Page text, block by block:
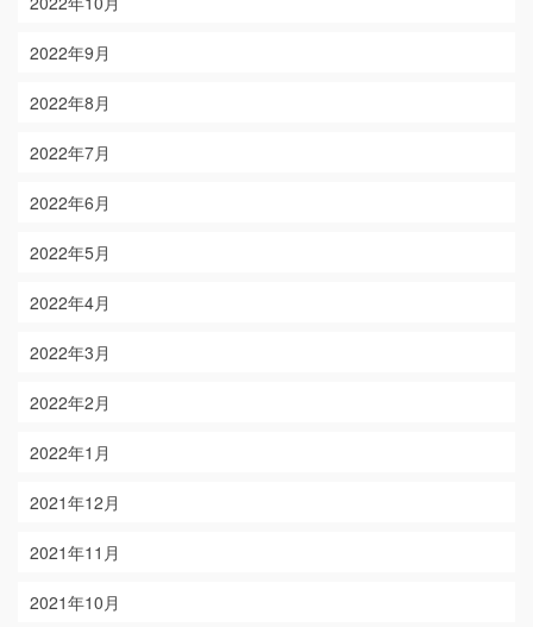
2022年9月
2022年8月
2022年7月
2022年6月
2022年5月
2022年4月
2022年3月
2022年2月
2022年1月
2021年12月
2021年11月
2021年10月